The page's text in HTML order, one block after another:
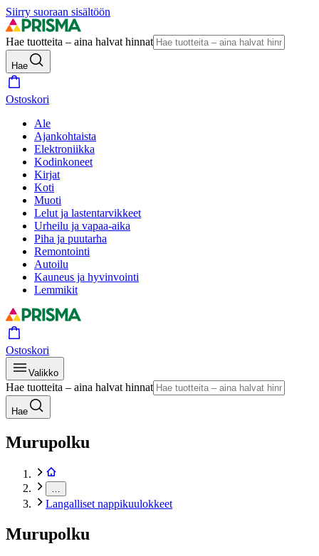
Siirry suoraan sisältöön
Hae tuotteita – aina halvat hinnat
Hae
Ostoskori
Ale
Ajankohtaista
Elektroniikka
Kodinkoneet
Kirjat
Koti
Muoti
Lelut ja lastentarvikkeet
Urheilu ja vapaa-aika
Piha ja puutarha
Remontointi
Autoilu
Kauneus ja hyvinvointi
Lemmikit
Ostoskori
Valikko
Hae tuotteita – aina halvat hinnat
Hae
Murupolku
Langalliset nappikuulokkeet
Murupolku